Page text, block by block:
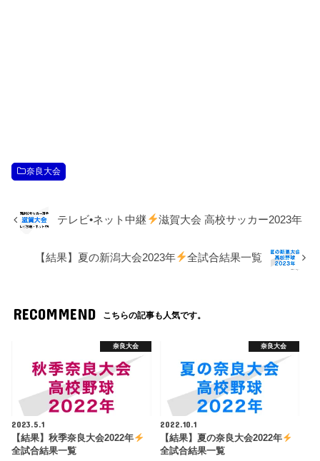
奈良大会
テレビ•ネット中継 滋賀大会 高校サッカー2023年
【結果】夏の新潟大会2023年 全試合結果一覧
RECOMMEND こちらの記事も人気です。
奈良大会
2023.5.1
【結果】秋季奈良大会2022年
全試合結果一覧
奈良大会
2022.10.1
【結果】夏の奈良大会2022年
全試合結果一覧